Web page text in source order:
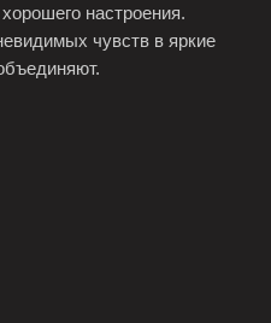
настроения.
чувств в яркие